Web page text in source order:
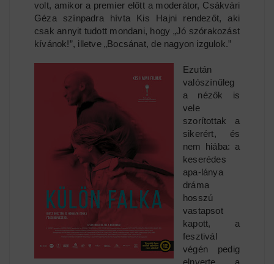
volt, amikor a premier előtt a moderátor, Csákvári
Géza színpadra hívta Kis Hajni rendezőt, aki
csak annyit tudott mondani, hogy „Jó szórakozást
kívánok!”, illetve „Bocsánat, de nagyon izgulok.”
Ezután
valószínűleg
a nézők is
vele
szorítottak a
sikerért, és
nem hiába: a
keserédes
apa-lánya
dráma
hosszú
vastapsot
kapott, a
fesztivál
végén pedig
elnyerte a